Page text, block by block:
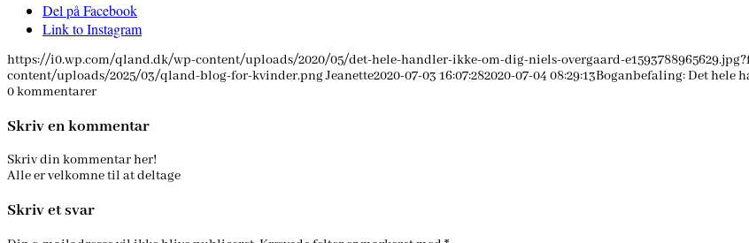
Del på Facebook
Link to Instagram
https://i0.wp.com/qland.dk/wp-content/uploads/2020/05/det-hele-handler-ikke-om-dig-niels-overgaard-
content/uploads/2025/03/qland-blog-for-kvinder.pngJeanette2020-07-03 16:07:282020-07-04 08:29:13Boganbefaling: Det hele
0kommentarer
Skriv en kommentar
Skriv din kommentar her!
Alle er velkomne til at deltage
Skriv et svar